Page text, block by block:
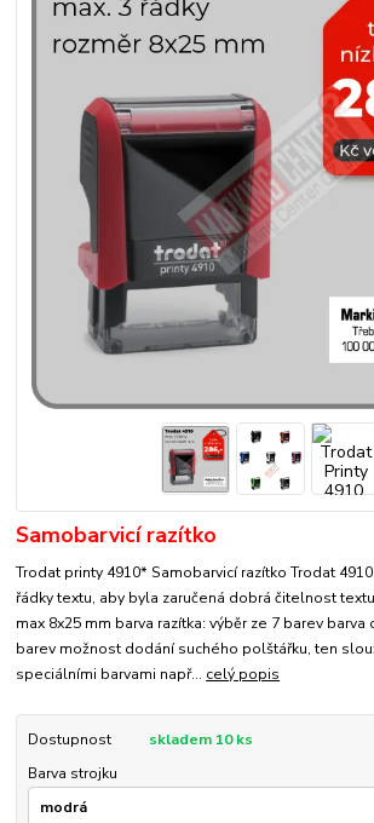
Samobarvicí razítko
Trodat printy 4910* Samobarvicí razítko Trodat
řádky textu, aby byla zaručená dobrá čitelnost
max 8x25 mm barva razítka: výběr ze 7 barev
barev možnost dodání suchého polštářku, ten
speciálními barvami např... celý popis
Dostupnost
skladem 10 ks
Barva strojku